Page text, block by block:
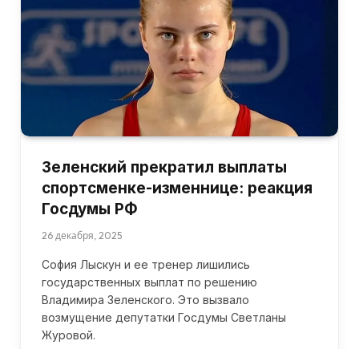
Зеленский прекратил выплаты
спортсменке-изменнице: реакция
Госдумы РФ
26 декабря, 2025
София Лыскун и ее тренер лишились
государственных выплат по решению
Владимира Зеленского. Это вызвало
возмущение депутатки Госдумы Светланы
Журовой.